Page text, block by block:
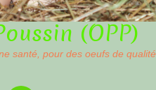
(OPP)
santé, pour des oeufs de qualité